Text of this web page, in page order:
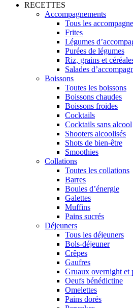
RECETTES
Accompagnements
Tous les
Frites
Légumes
Purées de légumes
Riz, grains et
Salades
Boissons
Toutes les boissons
Boissons chaudes
Boissons froides
Cocktails
Cocktails sans alcool
Shooters alcoolisés
Shots de bien-être
Smoothies
Collations
Toutes les collations
Barres
Boules d’énergie
Galettes
Muffins
Pains sucrés
Déjeuners
Tous les déjeuners
Bols-déjeuner
Crêpes
Gaufres
Gruaux overnight et
Oeufs bénédictine
Omelettes
Pains dorés